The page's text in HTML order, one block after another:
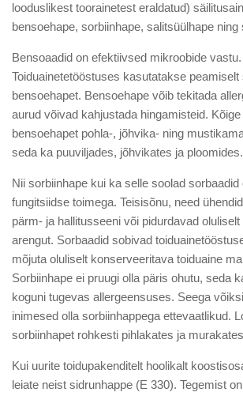
looduslikest toorainetest eraldatud)
bensoehape, sorbiinhape, salitsüülhape ning
Bensoaadid on efektiivsed mikroobide vastu.
Toiduainetetööstuses kasutatakse peamiselt
bensoehapet. Bensoehape võib tekitada
aurud võivad kahjustada hingamisteid.
bensoehapet pohla-, jõhvika- ning
seda ka puuviljades, jõhvikates ja ploomides.
Nii sorbiinhape kui ka selle soolad sorbaadid
fungitsiidse toimega. Teisisõnu, need
pärm- ja hallitusseeni või pidurdavad
arengut. Sorbaadid sobivad
mõjuta oluliselt konserveeritava toiduaine
Sorbiinhape ei pruugi olla päris ohutu, seda
koguni tugevas allergeensuses. Seega
inimesed olla sorbiinhappega ettevaatlikud.
sorbiinhapet rohkesti pihlakates ja
Kui uurite toidupakenditelt hoolikalt
leiate neist sidrunhappe (E 330). Tegemist